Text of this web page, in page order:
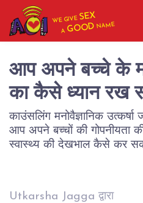
WE GIVESEX
AGOOD NAME
आप अपने बच्चे के
का कैसे ध्यान रख
काउंसलिंग मनोवैज्ञानिक
आप अपने बच्चों की गोपनीयता
स्वास्थ्य की देखभाल कैसे कर
Utkarsha Jagga द्वारा